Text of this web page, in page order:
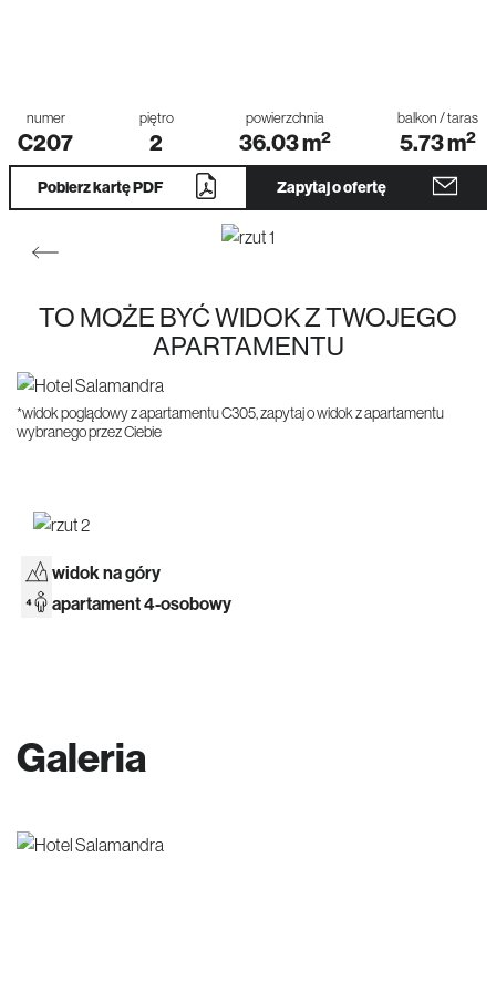
numer
C207
piętro
2
powierzchnia
36.03m2
balkon / taras
5.73m2
Pobierz kartę PDF Zapytaj o ofertę
TO MOŻE BYĆ WIDOK Z TWOJEGO
APARTAMENTU
*widok poglądowy z apartamentu C305, zapytaj o widok z apartamentu
wybranego przez Ciebie
widok na góry
apartament 4-osobowy
Galeria